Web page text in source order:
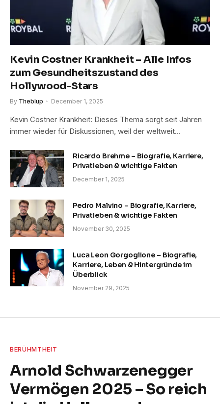
Kevin Costner Krankheit – Alle Infos
zum Gesundheitszustand des
Hollywood-Stars
By Theblup December 1, 2025
Kevin Costner Krankheit: Dieses Thema sorgt seit Jahren
immer wieder für Diskussionen, weil der weltweit…
Ricardo Brehme – Biografie, Karriere,
Privatleben & wichtige Fakten
December 1, 2025
Pedro Malvino – Biografie, Karriere,
Privatleben & wichtige Fakten
November 30, 2025
Luca Leon Gorgoglione – Biografie,
Karriere, Leben & Hintergründe im
Überblick
November 29, 2025
BERÜHMTHEIT
Arnold Schwarzenegger
Vermögen 2025 – So reich